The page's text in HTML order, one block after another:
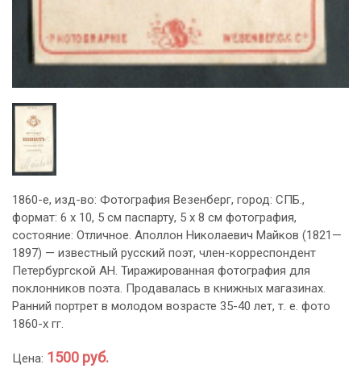
1860-е, изд-во: Фотография Везенберг, город: СПБ.,
формат: 6 х 10, 5 см паспарту, 5 х 8 см фотография,
состояние: Отличное. Аполлон Николаевич Майков (1821—
1897) — известный русский поэт, член-корреспондент
Петербургской АН. Тиражированная фотография для
поклонников поэта. Продавалась в книжных магазинах.
Ранний портрет в молодом возрасте 35-40 лет, т. е. фото
1860-х гг.
Цена: 1500 руб.